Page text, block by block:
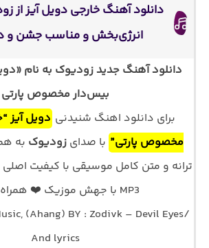
دانلود آهنگ خارجی دویل آیز از
انرژی‌بخش و مناسب جشن و
دانلود آهنگ جدید زودیوک به نام
بیس‌دار مخصوص پارتی
برای دانلود اهنگ شنیدنی دویل آیز
مخصوص پارتی” با صدایزودیوک به
MP3 با جهش موزیک ❤️ همراه باشید
(Ahang) BY : Zodivk – Devil Eyes/
And lyrics